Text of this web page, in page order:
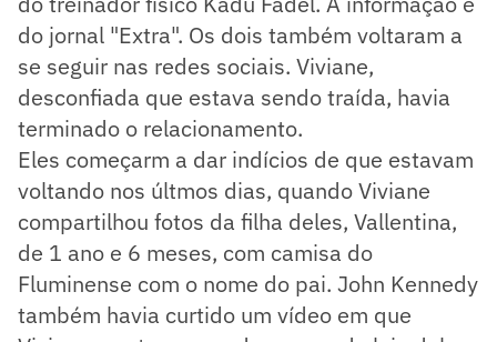
do jornal "Extra". Os dois também voltaram a
se seguir nas redes sociais. Viviane,
desconfiada que estava sendo traída, havia
terminado o relacionamento.
Eles começarm a dar indícios de que estavam
voltando nos últmos dias, quando Viviane
compartilhou fotos da filha deles, Vallentina,
de 1 ano e 6 meses, com camisa do
Fluminense com o nome do pai. John Kennedy
também havia curtido um vídeo em que